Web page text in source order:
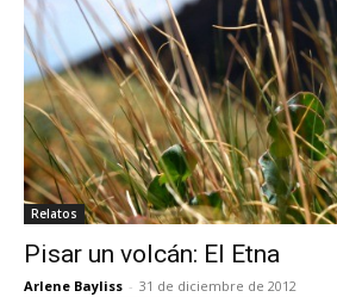
Relatos
Pisar un volcán: El Etna
Arlene Bayliss - 31 de diciembre de 2012